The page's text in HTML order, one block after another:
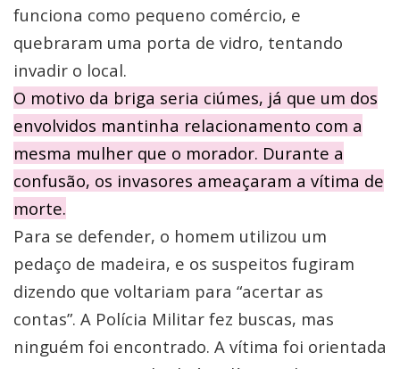
funciona como pequeno comércio, e
quebraram uma porta de vidro, tentando
invadir o local.
O motivo da briga seria ciúmes, já que um dos
envolvidos mantinha relacionamento com a
mesma mulher que o morador. Durante a
confusão, os invasores ameaçaram a vítima de
morte.
Para se defender, o homem utilizou um
pedaço de madeira, e os suspeitos fugiram
dizendo que voltariam para “acertar as
contas”. A Polícia Militar fez buscas, mas
ninguém foi encontrado. A vítima foi orientada